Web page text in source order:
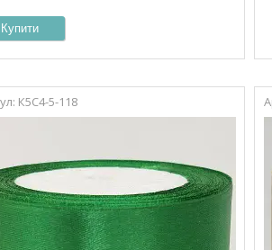
Купити
К5С4-5-118